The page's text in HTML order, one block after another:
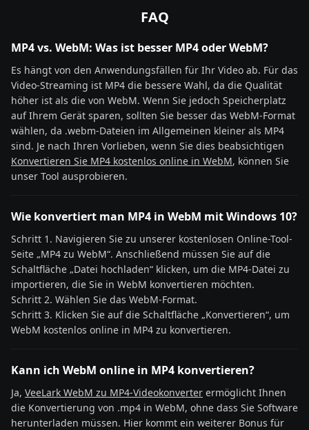
FAQ
MP4 vs. WebM: Was ist besser MP4 oder WebM?
Es hängt von den Anwendungsfällen für Ihr Video ab. Für das
Video-Streaming ist MP4 die bessere Wahl, da die Qualität
höher ist als die von WebM. Wenn Sie jedoch Speicherplatz
auf Ihrem Gerät sparen, sollten Sie besser das WebM-Format
wählen, da .webm-Dateien im Allgemeinen kleiner als MP4
sind. Je nach Ihren Vorlieben, wenn Sie dies beabsichtigen
Konvertieren Sie MP4 kostenlos online in WebM, können Sie
unser Tool ausprobieren.
Wie konvertiert man MP4 in WebM mit Windows 10?
Schritt 1. Navigieren Sie zu unserer kostenlosen Online-Tool-
Seite „MP4 zu WebM“. Anschließend müssen Sie auf die
Schaltfläche „Datei hochladen“ klicken, um die MP4-Datei zu
importieren, die Sie in WebM konvertieren möchten.
Schritt 2. Wählen Sie das WebM-Format.
Schritt 3. Klicken Sie auf die Schaltfläche „Konvertieren“, um
WebM kostenlos online in MP4 zu konvertieren.
Kann ich WebM online in MP4 konvertieren?
Ja, VeeLark WebM zu MP4-Videokonverter ermöglicht Ihnen
die Konvertierung von .mp4 in WebM, ohne dass Sie Software
herunterladen müssen. Hier kommt ein weiterer Bonus für